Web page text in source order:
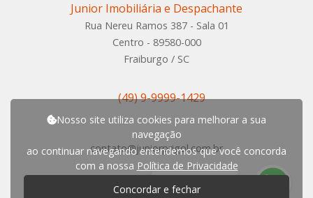
Nosso site utiliza cookies para melhorar a sua
navegação
ao continuar navegando entendemos que você concorda
com a nossa Política de Privacidade
Concordar e fechar
Junior Imobiliária e Despachante
Rua Nereu Ramos 387 - Sala 01
Centro - 89580-000
Fraiburgo / SC
(49) 9-9999-1429
contato@juniorprigol.com.br
ci a